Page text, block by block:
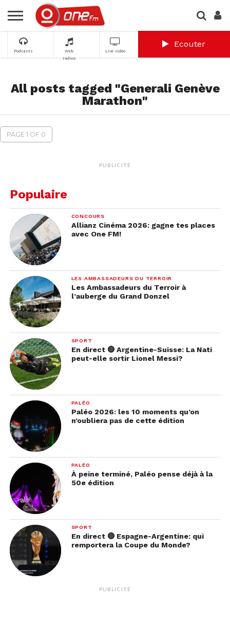
Podcasts
Web
radios
Live vidéo
Ecouter
All posts tagged "Generali Genève
Marathon"
PAGE 1 OF 0
PUBLICITÉ
Populaire
CONCOURS
Allianz Cinéma 2026: gagne tes places
avec One FM!
LES AMBASSADEURS DU TERROIR
Les Ambassadeurs du Terroir à
l’auberge du Grand Donzel
SPORT
En direct 🔴 Argentine-Suisse: La Nati
peut-elle sortir Lionel Messi?
PALÉO
Paléo 2026: les 10 moments qu’on
n’oubliera pas de cette édition
PALÉO
À peine terminé, Paléo pense déjà à la
50e édition
SPORT
En direct 🔴 Espagne-Argentine: qui
remportera la Coupe du Monde?
PUBLICITÉ